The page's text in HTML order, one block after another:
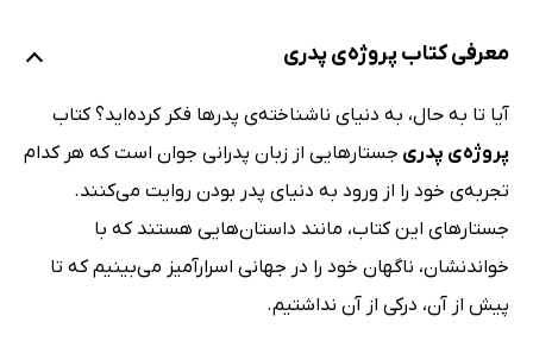
معرفی کتاب پروژه‌ی پدری
آیا تا به حال، به دنیای ناشناخته‌ی پدرها فکر کرده‌اید؟ کتاب
پروژه‌ی پدری جستارهایی از زبان پدرانی جوان است که هر کدام
تجربه‌ی خود را از ورود به دنیای پدر بودن روایت می‌کنند.
جستارهای این کتاب، مانند داستان‌هایی هستند که با
خواندنشان، ناگهان خود را در جهانی اسرارآمیز می‌بینیم که تا
پیش از آن، درکی از آن نداشتیم.